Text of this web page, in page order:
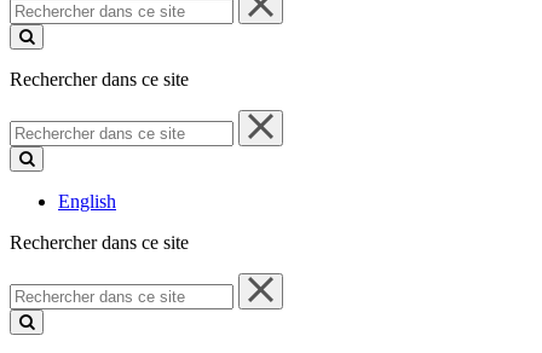
dans
ce
Rechercher dans ce site
Rechercher
dans
ce
English
Rechercher dans ce site
Rechercher
dans
ce